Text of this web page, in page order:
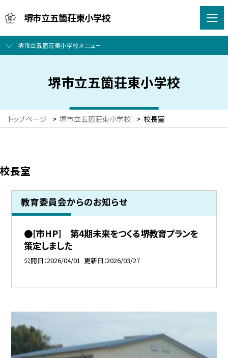
堺市立五箇荘東小学校
堺市立五箇荘東小学校メニュー
堺市立五箇荘東小学校
トップページ > 堺市立五箇荘東小学校 > 校長室
校長室
教育委員会からのお知らせ
●[市HP] 第4期未来をつくる堺教育プランを
策定しました
公開日 2026/04/01 更新日 2026/03/27